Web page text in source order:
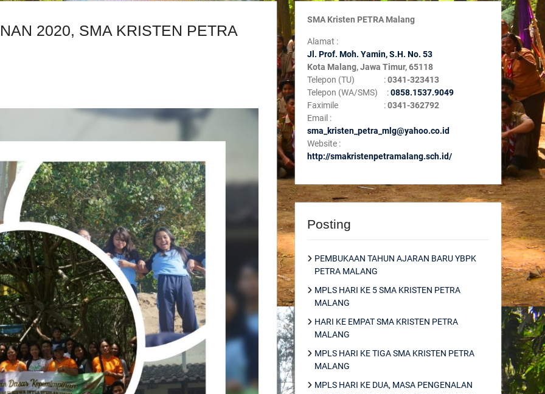
2020, SMA KRISTEN PETRA
SMA Kristen PETRA Malang
Alamat :
Jl. Prof. Moh. Yamin, S.H. No. 53
Kota Malang, Jawa Timur, 65118
Telepon (TU) :0341-323413
Telepon (WA/SMS) :0858.1537.9049
Faximile :0341-362792
Email :
sma_kristen_petra_mlg@yahoo.co.id
Website :
http://smakristenpetramalang.sch.id/
Posting
PEMBUKAAN TAHUN AJARAN BARU YBPK
PETRA MALANG
MPLS HARI KE 5 SMA KRISTEN PETRA
MALANG
HARI KE EMPAT SMA KRISTEN PETRA
MALANG
MPLS HARI KE TIGA SMA KRISTEN PETRA
MALANG
MPLS HARI KE DUA, MASA PENGENALAN